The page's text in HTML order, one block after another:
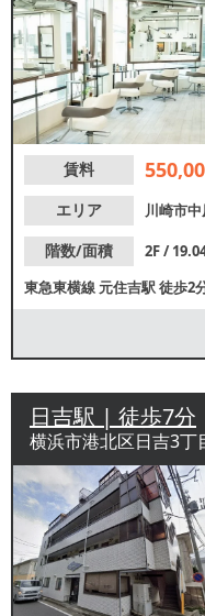
賃料
エリア
川崎市
階数/面積
2F /
東急東横線元住吉駅徒歩2
日吉駅 | 徒歩7分
横浜市港北区日吉3丁